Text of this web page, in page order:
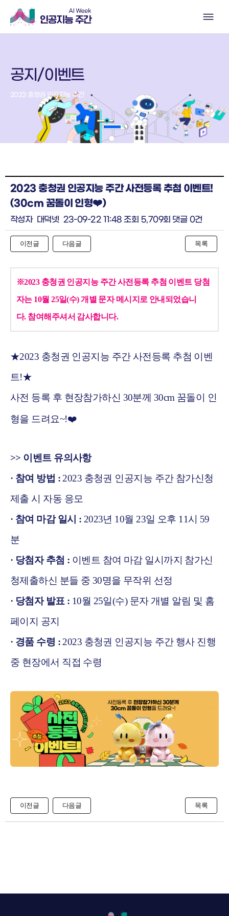
공지/이벤트
2023 충청권 인공지능 주간
2023 충청권 인공지능 주간 사전등록 추첨 이벤트!
(30cm 꿈돌이 인형❤️)
작성자 대덕넷 23-09-22 11:48 조회 5,709회 댓글 0건
이전글 다음글 목록
본문
※2023 충청권 인공지능 주간 사전등록 추첨 이벤트 당첨
자는 10월 25일(수) 개별 문자 메시지로 안내되었습니
다. 참여해주셔서 감사합니다.
★2023 충청권 인공지능 주간 사전등록 추첨 이벤
트!★
사전 등록 후 현장참가하신 30분께 30cm 꿈돌이 인
형을 드려요~!❤️
>> 이벤트 유의사항
· 참여 방법 : 2023 충청권 인공지능 주간 참가신청
제출 시 자동 응모
· 참여 마감 일시 : 2023년 10월 23일 오후 11시 59
분
· 당첨자 추첨 : 이벤트 참여 마감 일시까지 참가신
청제출하신 분들 중 30명을 무작위 선정
· 당첨자 발표 : 10월 25일(수) 문자 개별 알림 및 홈
페이지 공지
· 경품 수령 : 2023 충청권 인공지능 주간 행사 진행
중 현장에서 직접 수령
이전글 다음글 목록